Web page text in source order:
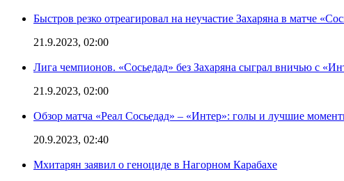
Быстров резко отреагировал на неучастие Захаряна в матче
21.9.2023, 02:00
Лига чемпионов. «Сосьедад» без Захаряна сыграл вничью с
21.9.2023, 02:00
Обзор матча «Реал Сосьедад» – «Интер»: голы и лучшие
20.9.2023, 02:40
Мхитарян заявил о геноциде в Нагорном Карабахе